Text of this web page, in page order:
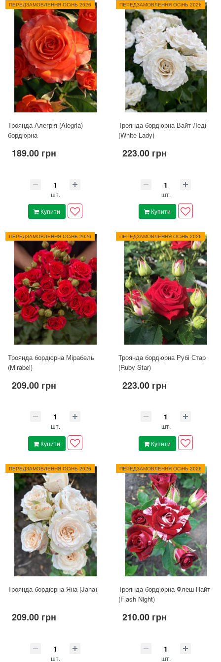
ПЕРЕДЗАМОВЛЕННЯ ОСіНЬ 2026
Троянда Алегрія (Alegria)
бордюрна
189.00 грн
шт.
Купити
ПЕРЕДЗАМОВЛЕННЯ ОСіНЬ 2026
Троянда бордюрна Вайт Леді
(White Lady)
223.00 грн
шт.
Купити
ПЕРЕДЗАМОВЛЕННЯ ОСіНЬ 2026
Троянда бордюрна Мірабель
(Mirabel)
209.00 грн
шт.
Купити
ПЕРЕДЗАМОВЛЕННЯ ОСіНЬ 2026
Троянда бордюрна Рубі Стар
(Ruby Star)
223.00 грн
шт.
Купити
ПЕРЕДЗАМОВЛЕННЯ ОСіНЬ 2026
Троянда бордюрна Яна (Jana)
209.00 грн
шт.
ПЕРЕДЗАМОВЛЕННЯ ОСіНЬ 2026
Троянда бордюрна Флеш Найт
(Flash Night)
210.00 грн
шт.